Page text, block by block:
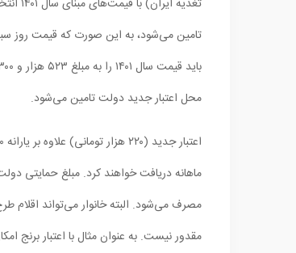
محل اعتبار جدید دولت تامین می‌شود.
ماهانه دریافت خواهند کرد. مبلغ حمایتی
مصرف می‌شود. البته خانوار می‌تواند اقلام
مقدور نیست. به عنوان مثال با اعتبار برنج